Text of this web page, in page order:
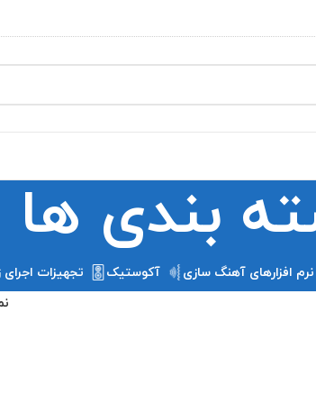
بندی ها
نرم افزارهای آهنگ سازی آکوستیک تجهیزات اجرای